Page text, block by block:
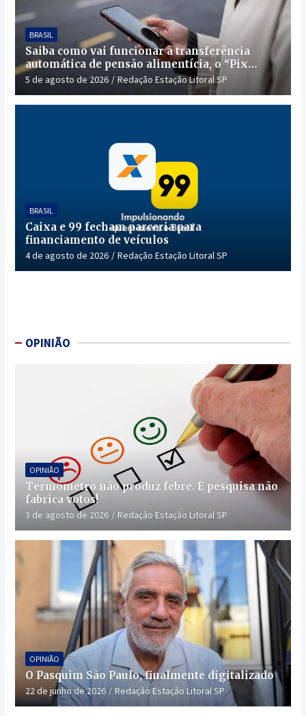
BRASIL
Saiba como vai funcionar a transferência
automática de pensão alimentícia, o “Pix
Pensão”
5 de agosto de 2026 Redação Estação Litoral SP
BRASIL
Caixa e 99 fecham parceria para
financiamento de veículos
4 de agosto de 2026 Redação Estação Litoral SP
OPINIÃO
OPINIÃO
Termômetro não produz febre. E pesquisa não
fabrica votos!
3 de agosto de 2026 Redação Estação Litoral SP
OPINIÃO
O Pasquim São Paulo, finalmente digitalizado
22 de junho de 2026 Redação Estação Litoral SP